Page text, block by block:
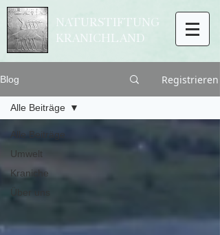
NATURSTIFTUNG
KRANICHLAND
Blog Registrieren
Alle Beiträge
Umwelt
Kraniche
Alle Beiträge